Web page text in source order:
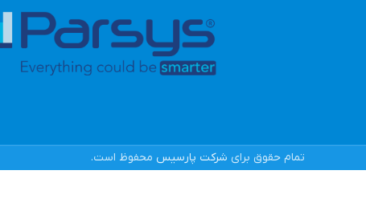
تمام حقوق برای شرکت پارسیس محفوظ است.